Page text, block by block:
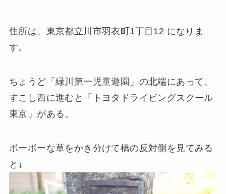
住所は、東京都立川市羽衣町1丁目12 になりま
す。
ちょうど「緑川第一児童遊園」の北端にあって、
すこし西に進むと「トヨタドライビングスクール
東京」がある。
ボーボーな草をかき分けて橋の反対側を見てみる
と↓